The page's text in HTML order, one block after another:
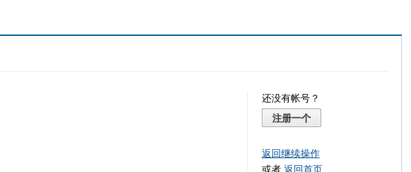
还没有帐号？
注册一个
返回继续操作
或者 返回首页